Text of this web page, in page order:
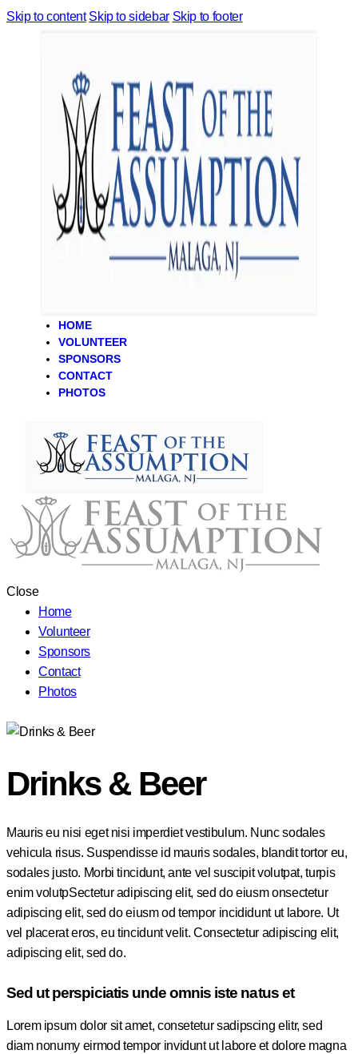
Skip to content Skip to sidebar Skip to footer
HOME
VOLUNTEER
SPONSORS
CONTACT
PHOTOS
Close
Home
Volunteer
Sponsors
Contact
Photos
Drinks & Beer
Mauris eu nisi eget nisi imperdiet vestibulum. Nunc sodales
vehicula risus. Suspendisse id mauris sodales, blandit tortor eu,
sodales justo. Morbi tincidunt, ante vel suscipit volutpat, turpis
enim volutpSectetur adipiscing elit, sed do eiusm onsectetur
adipiscing elit, sed do eiusm od tempor incididunt ut labore. Ut
vel placerat eros, eu tincidunt velit. Consectetur adipiscing elit,
adipiscing elit, sed do.
Sed ut perspiciatis unde omnis iste natus et
Lorem ipsum dolor sit amet, consetetur sadipscing elitr, sed
diam nonumy eirmod tempor invidunt ut labore et dolore magna